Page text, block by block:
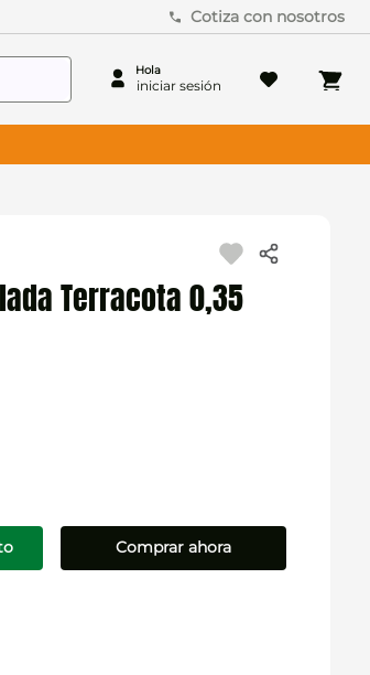
Cotiza con nosotros
Terracota 0,35
Comprar ahora